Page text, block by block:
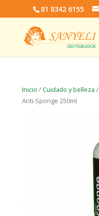
81 8342 6155
Inicio /Cuidado y belleza /
Anti-Sponge 250ml